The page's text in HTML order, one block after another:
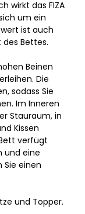
wirkt das FIZA
um ein
ist auch
Bettes.
Beinen
Die
sodass Sie
Im Inneren
Stauraum, in
Kissen
verfügt
und eine
einen
und Topper.